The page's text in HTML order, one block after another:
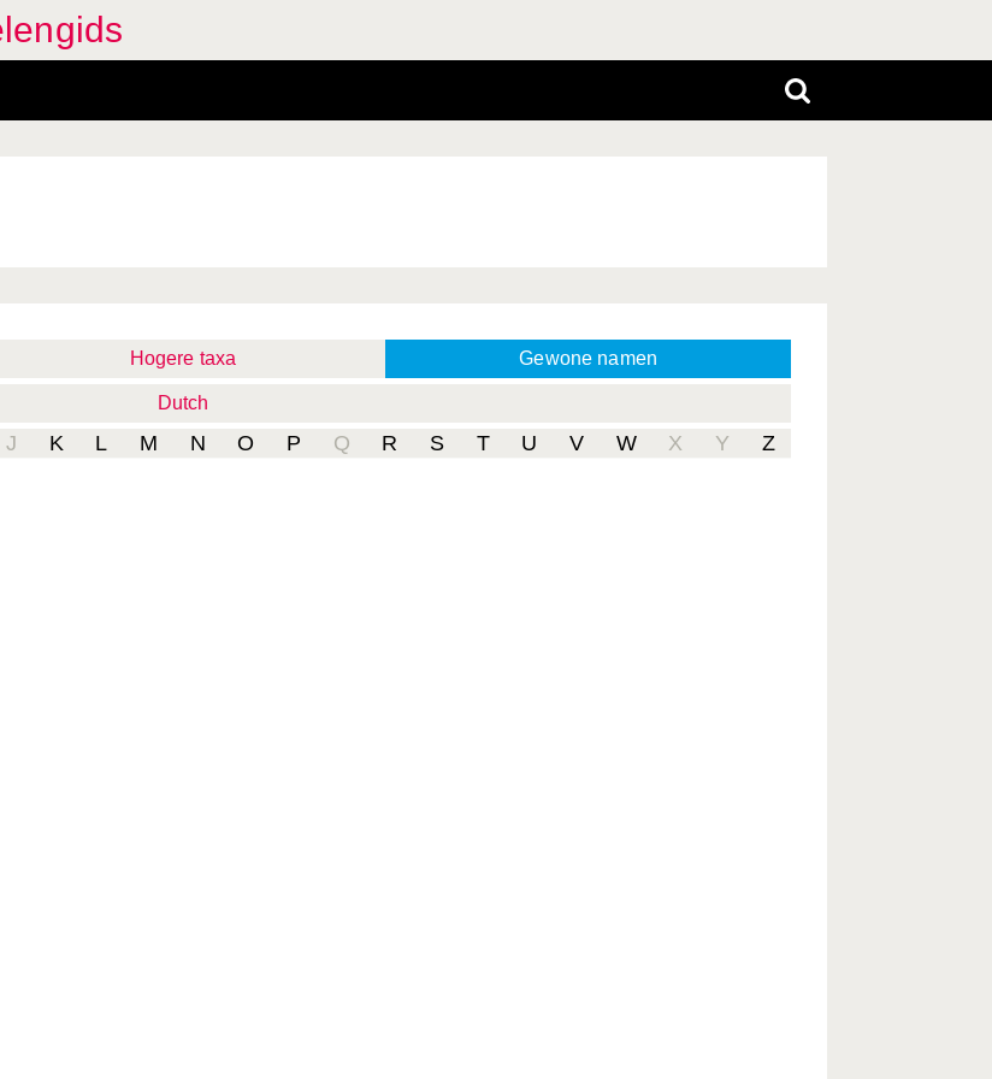
Hogere taxa Gewone namen
Dutch
J K L M N O P Q R S T U V W X Y Z